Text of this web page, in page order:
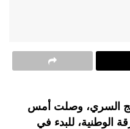
السري، وصلت أمس
الوطنية، للبدء في